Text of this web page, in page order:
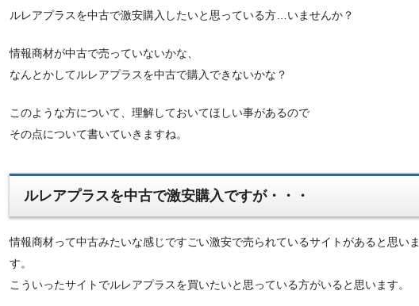
ルレアプラスを中古で激安購入したいと思っている方…いませんか？
情報商材が中古で売っていないかな、
なんとかしてルレアプラスを中古で購入できないかな？
このような方について、理解しておいてほしい事があるので
その点について書いていきますね。
ルレアプラスを中古で激安購入ですが・・・
情報商材って中古みたいな感じですごい激安で売られているサイトがあると思いま
す。
こういったサイトでルレアプラスを買いたいと思っている方がいると思います。